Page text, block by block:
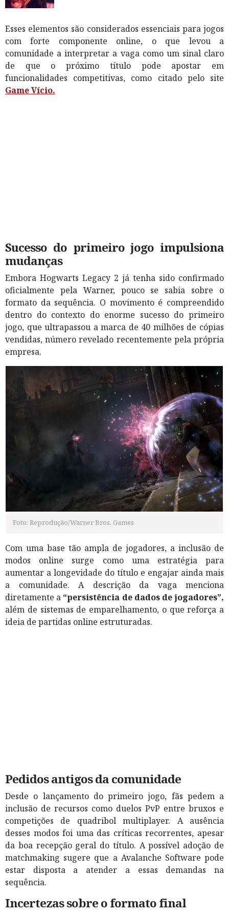
Esses elementos são considerados essenciais para jogos
com forte componente online, o que levou a
comunidade a interpretar a vaga como um sinal claro
de que o próximo título pode apostar em
funcionalidades competitivas, como citado pelo site
Game Vício.
Sucesso do primeiro jogo impulsiona
mudanças
Embora Hogwarts Legacy 2 já tenha sido confirmado
oficialmente pela Warner, pouco se sabia sobre o
formato da sequência. O movimento é compreendido
dentro do contexto do enorme sucesso do primeiro
jogo, que ultrapassou a marca de 40 milhões de cópias
vendidas, número revelado recentemente pela própria
empresa.
Foto: Reprodução/Warner Bros. Games
Com uma base tão ampla de jogadores, a inclusão de
modos online surge como uma estratégia para
aumentar a longevidade do título e engajar ainda mais
a comunidade. A descrição da vaga menciona
diretamente a “persistência de dados de jogadores”,
além de sistemas de emparelhamento, o que reforça a
ideia de partidas online estruturadas.
Pedidos antigos da comunidade
Desde o lançamento do primeiro jogo, fãs pedem a
inclusão de recursos como duelos PvP entre bruxos e
competições de quadribol multiplayer. A ausência
desses modos foi uma das críticas recorrentes, apesar
da boa recepção geral do título. A possível adoção de
matchmaking sugere que a Avalanche Software pode
estar disposta a atender a essas demandas na
sequência.
Incertezas sobre o formato final